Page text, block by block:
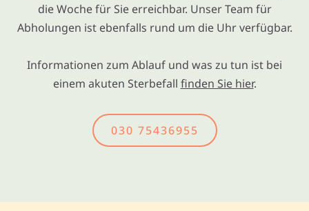
die Woche für Sie erreichbar. Unser Team für
Abholungen ist ebenfalls rund um die Uhr verfügbar.
Informationen zum Ablauf und was zu tun ist bei
einem akuten Sterbefall finden Sie hier.
030 75436955